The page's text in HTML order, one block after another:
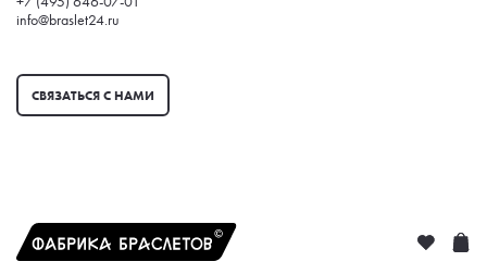
info@braslet24.ru
СВЯЗАТЬСЯ С НАМИ